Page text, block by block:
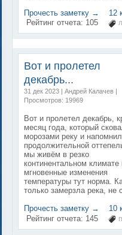
Прочесть заметку →
12
Рейтинг отчета: 105
Вот и пролетел
декабрь...
31 дек 2023 | Андрей Калачев |
Просмотров: 19969
Вот и пролетел декабрь,
месяц года, который
морозами реку и напомнил
продолжительной
мы живём в резко
континентальном климате
мгновенные изменения
температуры тут норма.
только замерзла река, не
Прочесть заметку →
10
Рейтинг отчета: 145